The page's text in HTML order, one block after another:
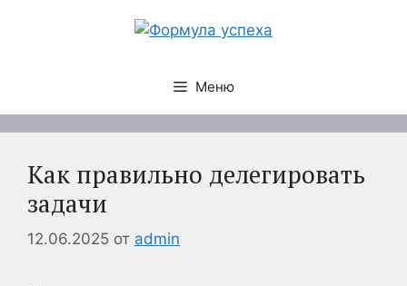
Меню
Как правильно делегировать
задачи
12.06.2025 от admin